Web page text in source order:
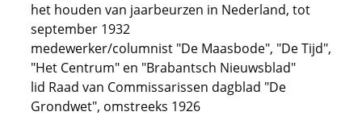
het houden van jaarbeurzen in Nederland, tot
september 1932
medewerker/columnist "De Maasbode", "De Tijd",
"Het Centrum" en "Brabantsch Nieuwsblad"
lid Raad van Commissarissen dagblad "De
Grondwet", omstreeks 1926